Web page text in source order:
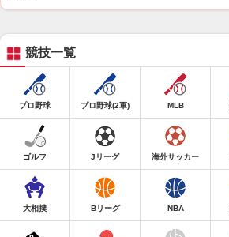
競技一覧
プロ野球 プロ野球(2軍) MLB
ゴルフ Jリーグ 海外サッカー
大相撲 Bリーグ NBA